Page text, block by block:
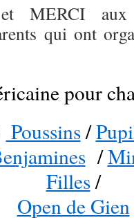
MERCI aux
qui ont
pour
Poussins/
/
Filles/
Open de Gien